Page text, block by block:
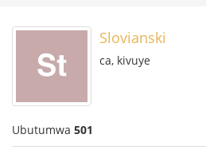
Slovianski
ca, kivuye
Ubutumwa 501